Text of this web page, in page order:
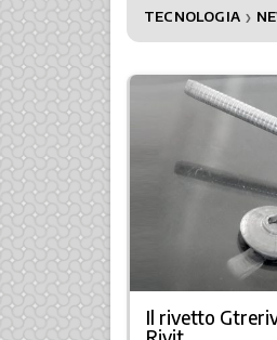
TECNOLOGIA ❯
Il rivetto